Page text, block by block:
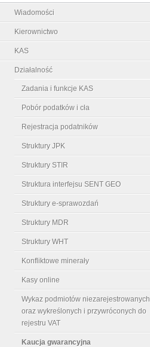
Wiadomości
Kierownictwo
KAS
Działalność
Zadania i funkcje KAS
Pobór podatków i cła
Rejestracja podatników
Struktury JPK
Struktury STIR
Struktura interfejsu SENT GEO
Struktury e-sprawozdań
Struktury MDR
Struktury WHT
Konfliktowe minerały
Kasy online
Wykaz podmiotów niezarejestrowanych
oraz wykreślonych i przywróconych do
rejestru VAT
Kaucja gwarancyjna